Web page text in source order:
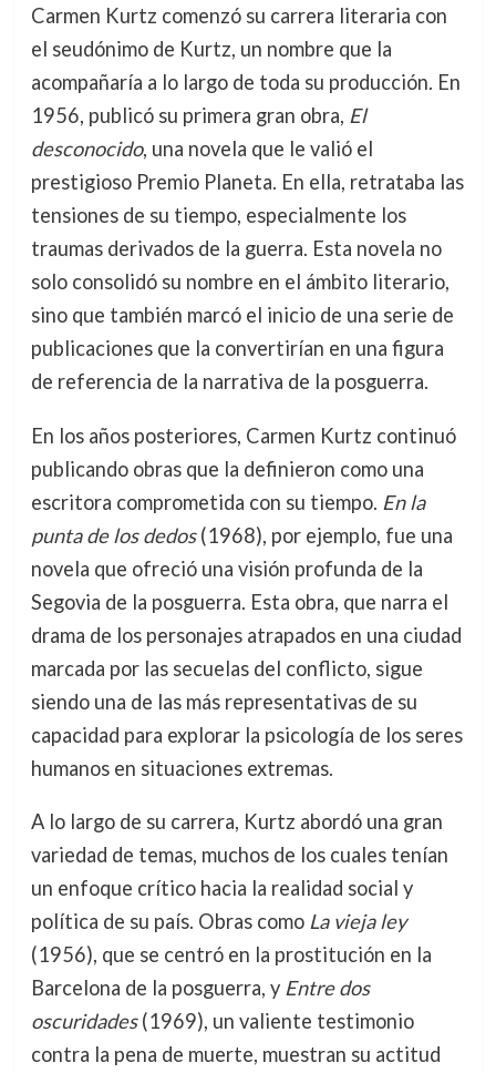
Carmen Kurtz comenzó su carrera literaria con
el seudónimo de Kurtz, un nombre que la
acompañaría a lo largo de toda su producción. En
1956, publicó su primera gran obra, El
desconocido, una novela que le valió el
prestigioso Premio Planeta. En ella, retrataba las
tensiones de su tiempo, especialmente los
traumas derivados de la guerra. Esta novela no
solo consolidó su nombre en el ámbito literario,
sino que también marcó el inicio de una serie de
publicaciones que la convertirían en una figura
de referencia de la narrativa de la posguerra.
En los años posteriores, Carmen Kurtz continuó
publicando obras que la definieron como una
escritora comprometida con su tiempo. En la
punta de los dedos(1968), por ejemplo, fue una
novela que ofreció una visión profunda de la
Segovia de la posguerra. Esta obra, que narra el
drama de los personajes atrapados en una ciudad
marcada por las secuelas del conflicto, sigue
siendo una de las más representativas de su
capacidad para explorar la psicología de los seres
humanos en situaciones extremas.
A lo largo de su carrera, Kurtz abordó una gran
variedad de temas, muchos de los cuales tenían
un enfoque crítico hacia la realidad social y
política de su país. Obras como La vieja ley
(1956), que se centró en la prostitución en la
Barcelona de la posguerra, y Entre dos
oscuridades(1969), un valiente testimonio
contra la pena de muerte, muestran su actitud